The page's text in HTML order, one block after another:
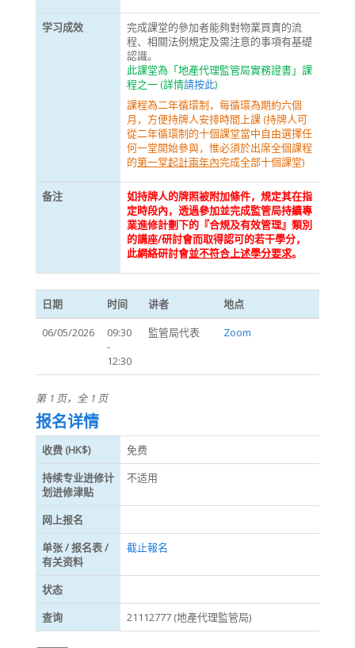
学习成效
完成課堂的參加者能夠對物業買賣的流
程、相關法例規定及需注意的事項有基礎
認識。
此課堂為「地產代理監管局實務證書」課
程之一 (詳情請按此)
課程為二年循環制，每循環為期約六個
月，方便持牌人安排時間上課 (持牌人可
從二年循環制的十個課堂當中自由選擇任
何一堂開始參與，惟必須於出席全個課程
的第一堂起計兩年內完成全部十個課堂)
备注
如持牌人的牌照被附加條件，規定其在指
定時段內，透過參加並完成監管局持續專
業進修計劃下的『合規及有效管理』類別
的講座/研討會而取得認可的若干學分，
此網絡研討會並不符合上述學分要求。
日期 时间 讲者
地点
06/05/2026
09:30
-
12:30
監管局代表 Zoom
第 1 页，全 1 页
报名详情
收费 (HK$)
免费
持续专业进修计
划进修津贴
不适用
网上报名
单张 / 报名表 /
有关资料
截止報名
状态
查询
21112777 (地產代理監管局)